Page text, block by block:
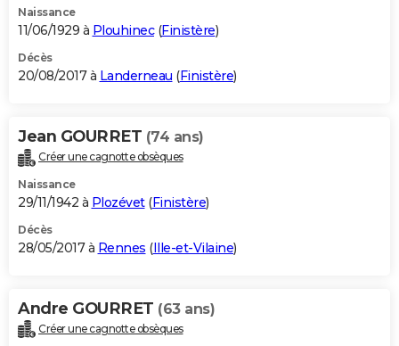
Naissance
11/06/1929 à Plouhinec(Finistère)
Décès
20/08/2017 à Landerneau (Finistère)
Jean GOURRET (74 ans)
Créer une cagnotte obsèques
Naissance
29/11/1942 à Plozévet(Finistère)
Décès
28/05/2017 à Rennes (Ille-et-Vilaine)
Andre GOURRET (63 ans)
Créer une cagnotte obsèques